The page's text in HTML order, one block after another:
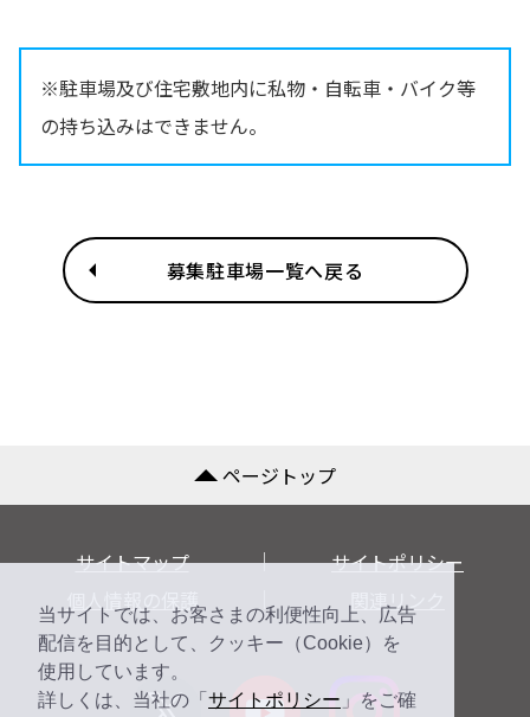
当サイトでは、お客さまの利便性向上、広告
配信を目的として、クッキー（Cookie）を
使用しています。
詳しくは、当社の「 サイトポリシー 」をご確
※駐車場及び住宅敷地内に私物・自転車・バイク等
の持ち込みはできません。
募集駐車場一覧へ戻る
ページトップ
サイトマップ
サイトポリシー
個人情報の保護
関連リンク